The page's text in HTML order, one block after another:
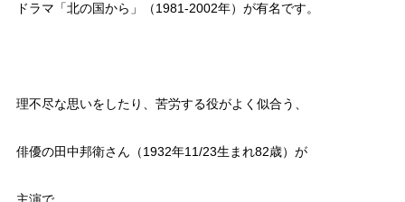
ドラマ「北の国から」（1981-2002年）が有名です。
理不尽な思いをしたり、苦労する役がよく似合う、
俳優の田中邦衛さん（1932年11/23生まれ82歳）が